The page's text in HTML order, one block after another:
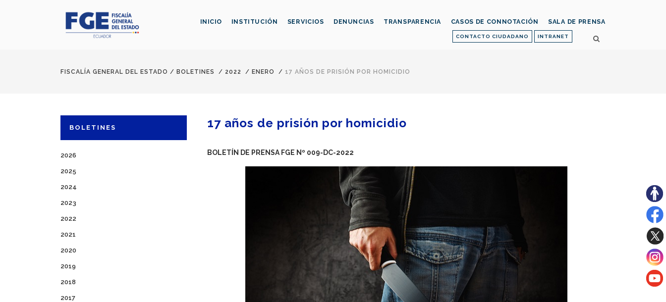
CONTACTO CIUDADANO INTRANET
INICIO INSTITUCIÓN SERVICIOS DENUNCIAS TRANSPARENCIA CASOS DE CONNOTACIÓN SALA DE PRENSA
FISCALÍA GENERAL DEL ESTADO / BOLETINES / 2022 / ENERO / 17 AÑOS DE PRISIÓN POR HOMICIDIO
BOLETINES
2026
2025
2024
2023
2022
2021
2020
2019
2018
2017
17 años de prisión por homicidio
BOLETÍN DE PRENSA FGE Nº 009-DC-2022